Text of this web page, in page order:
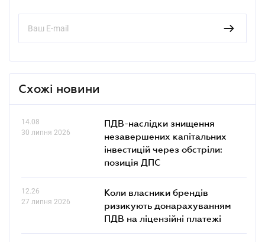
Схожі новини
14.08
30 липня 2026
ПДВ-наслідки знищення
незавершених капітальних
інвестицій через обстріли:
позиція ДПС
12.26
27 липня 2026
Коли власники брендів
ризикують донарахуванням
ПДВ на ліцензійні платежі